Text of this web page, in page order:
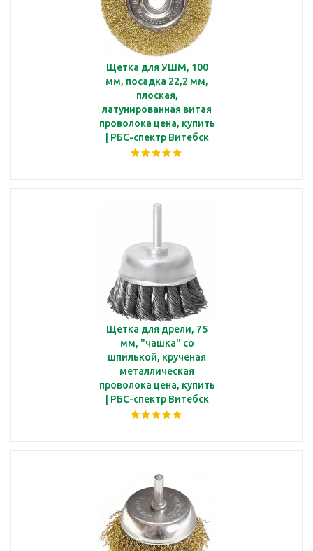
Щетка для УШМ, 100
мм, посадка 22,2 мм,
плоская,
латунированная витая
проволока цена, купить
| РБС-спектр Витебск
Щетка для дрели, 75
мм, "чашка" со
шпилькой, крученая
металлическая
проволока цена, купить
| РБС-спектр Витебск